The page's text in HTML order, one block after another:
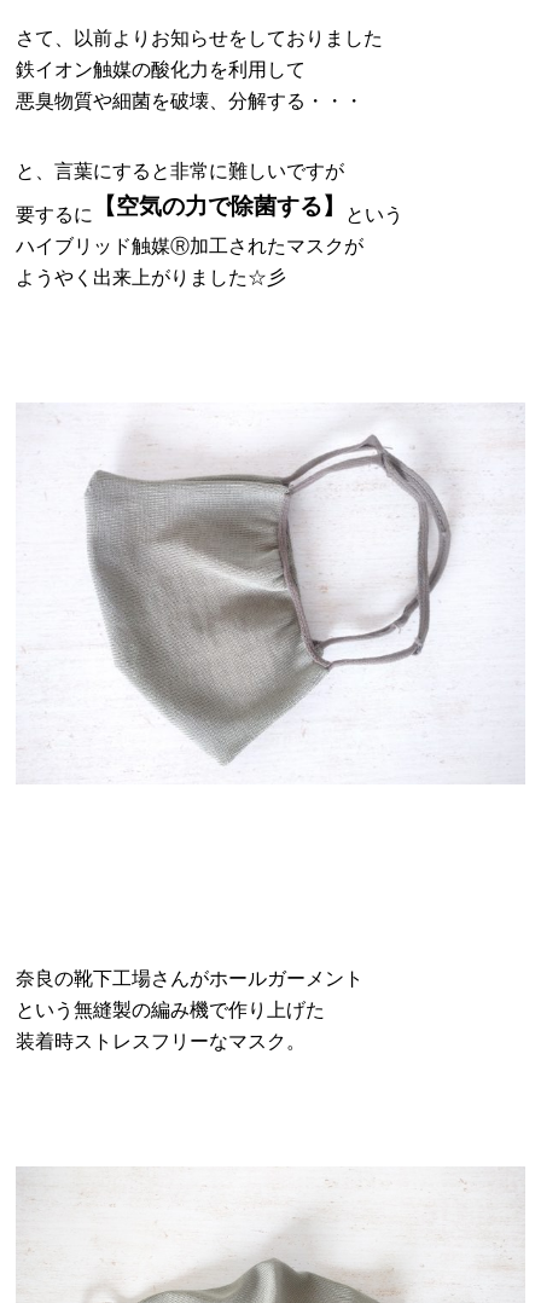
さて、以前よりお知らせをしておりました
鉄イオン触媒の酸化力を利用して
悪臭物質や細菌を破壊、分解する・・・
と、言葉にすると非常に難しいですが
要するに 【空気の力で除菌する】
という
ハイブリッド触媒Ⓡ加工されたマスクが
ようやく出来上がりました☆彡
奈良の靴下工場さんがホールガーメント
という無縫製の編み機で作り上げた
装着時ストレスフリーなマスク。